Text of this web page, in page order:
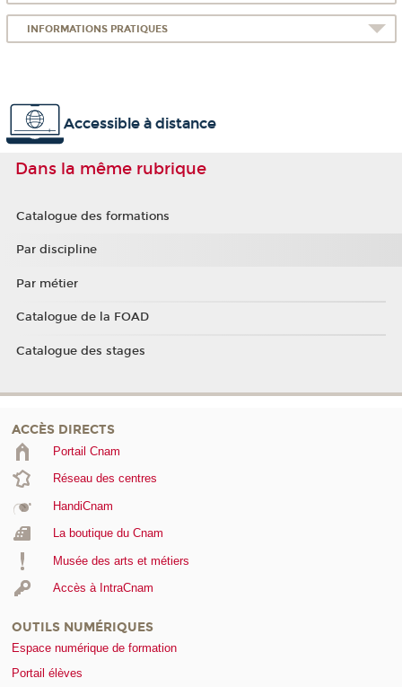
INFORMATIONS PRATIQUES
Accessible à distance
Dans la même rubrique
Catalogue des formations
Par discipline
Par métier
Catalogue de la FOAD
Catalogue des stages
ACCÈS DIRECTS
Portail Cnam
Réseau des centres
HandiCnam
La boutique du Cnam
Musée des arts et métiers
Accès à IntraCnam
OUTILS NUMÉRIQUES
Espace numérique de formation
Portail élèves